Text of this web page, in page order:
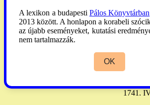
Ferenc,
Gams
1741.
A lexikon a budapesti Pálos Könyvtárban
2013 között. A honlapon a korabeli
az újabb eseményeket, kutatási
nem tartalmazzák.
OK